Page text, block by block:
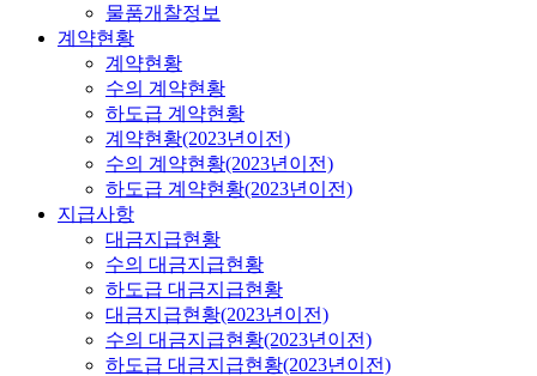
물품개찰정보
계약현황
계약현황
수의 계약현황
하도급 계약현황
계약현황(2023년이전)
수의 계약현황(2023년이전)
하도급 계약현황(2023년이전)
지급사항
대금지급현황
수의 대금지급현황
하도급 대금지급현황
대금지급현황(2023년이전)
수의 대금지급현황(2023년이전)
하도급 대금지급현황(2023년이전)